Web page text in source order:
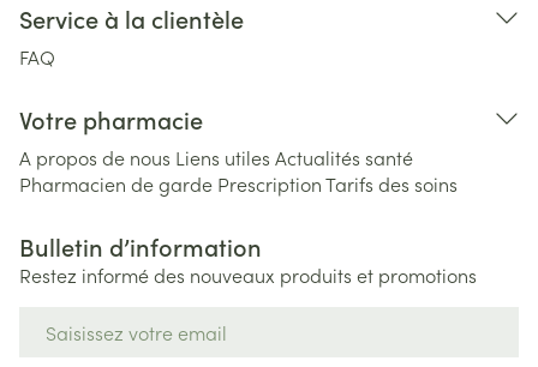
Service à la clientèle
FAQ
Votre pharmacie
A propos de nous Liens utiles Actualités santé
Pharmacien de garde PrescriptionTarifs des soins
Bulletin d’information
Restez informé des nouveaux produits et promotions